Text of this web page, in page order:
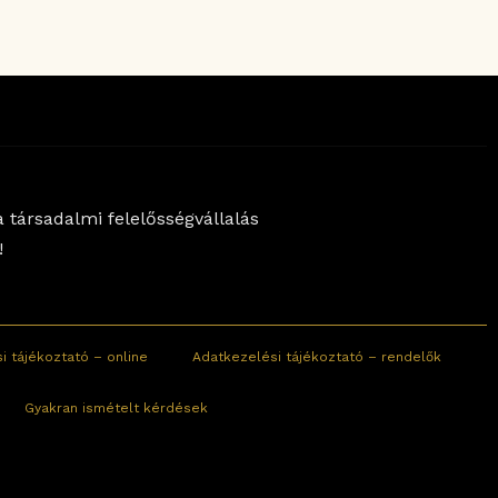
társadalmi felelősségvállalás
tájékoztató – online Adatkezelési tájékoztató – rendelők
Gyakran ismételt kérdések